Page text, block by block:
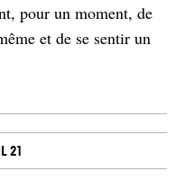
pour un moment, de
et de se sentir un
21